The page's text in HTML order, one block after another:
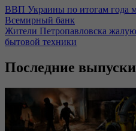
ВВП Украины по итогам года
Всемирный банк
Жители Петропавловска
бытовой техники
Последние выпуски